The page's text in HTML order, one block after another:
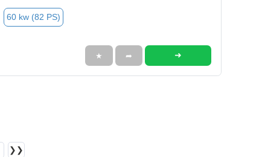
60 kw (82 PS)
★ ➦ ➜
❯❯